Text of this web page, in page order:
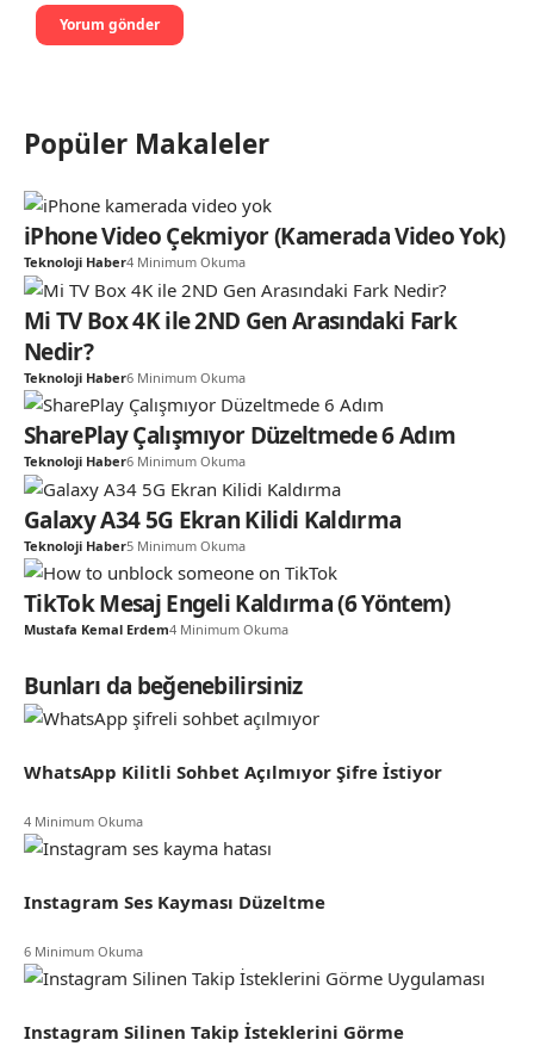
Popüler Makaleler
iPhone Video Çekmiyor (Kamerada Video Yok)
Teknoloji Haber4 Minimum Okuma
Mi TV Box 4K ile 2ND Gen Arasındaki Fark
Nedir?
Teknoloji Haber6 Minimum Okuma
SharePlay Çalışmıyor Düzeltmede 6 Adım
Teknoloji Haber6 Minimum Okuma
Galaxy A34 5G Ekran Kilidi Kaldırma
Teknoloji Haber5 Minimum Okuma
TikTok Mesaj Engeli Kaldırma (6 Yöntem)
Mustafa Kemal Erdem4 Minimum Okuma
Bunları da beğenebilirsiniz
WhatsApp Kilitli Sohbet Açılmıyor Şifre İstiyor
4 Minimum Okuma
Instagram Ses Kayması Düzeltme
6 Minimum Okuma
Instagram Silinen Takip İsteklerini Görme